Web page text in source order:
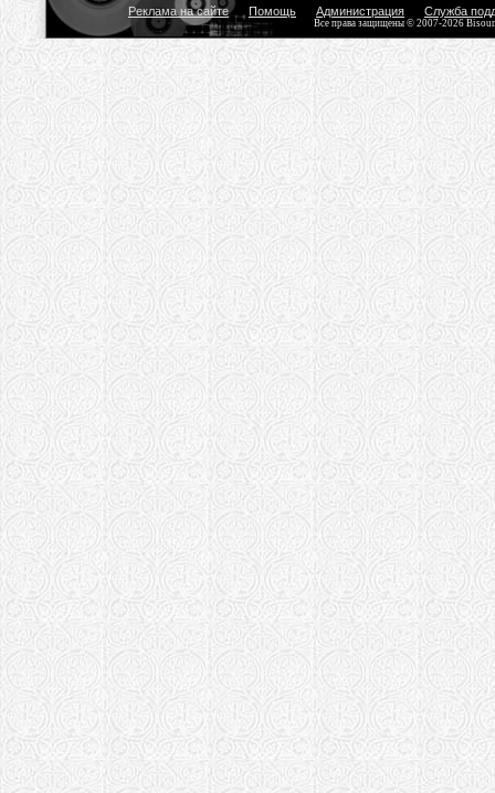
Реклама на сайте Помощь Администрация Служба
Все права защищены © 2007-2026